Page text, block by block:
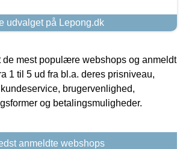
udvalget på Lepong.dk
de mest populære webshops og anmeldt
1 til 5 ud fra bl.a. deres prisniveau,
brugervenlighed,
og betalingsmuligheder.
anmeldte webshops